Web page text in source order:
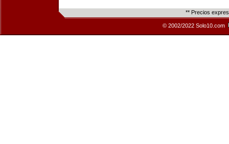
** Precios
© 2002/2022 Solo10.com